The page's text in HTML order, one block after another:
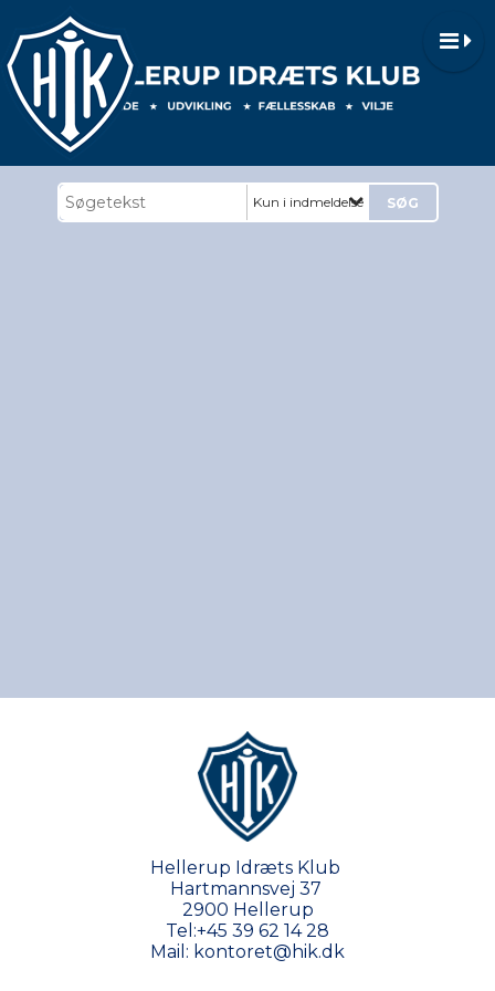
Kun i indmeldelse og priser
Hellerup Idræts Klub
Hartmannsvej 37
2900 Hellerup
Tel:+45 39 62 14 28
Mail: kontoret@hik.dk